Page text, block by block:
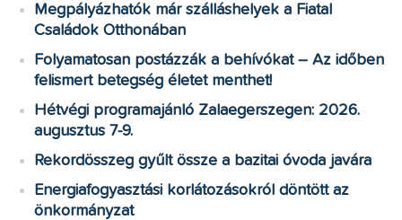
Megpályázhatók már szálláshelyek a Fiatal
Családok Otthonában
Folyamatosan postázzák a behívókat – Az időben
felismert betegség életet menthet!
Hétvégi programajánló Zalaegerszegen: 2026.
augusztus 7-9.
Rekordösszeg gyűlt össze a bazitai óvoda javára
Energiafogyasztási korlátozásokról döntött az
önkormányzat